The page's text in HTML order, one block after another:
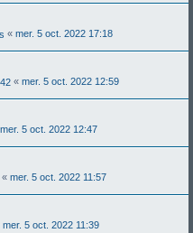
« mer. 5 oct. 2022 17:18
« mer. 5 oct. 2022 12:59
mer. 5 oct. 2022 12:47
« mer. 5 oct. 2022 11:57
mer. 5 oct. 2022 11:39